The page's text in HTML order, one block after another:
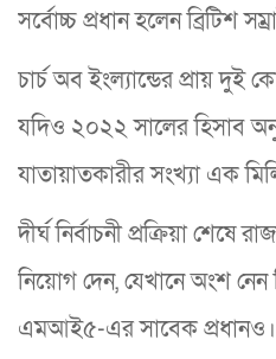
সর্বোচ্চ প্রধান হলেন ব্রিটিশ
চার্চ অব ইংল্যান্ডের প্রায় দুই
যদিও ২০২২ সালের হিসাব
যাতায়াতকারীর সংখ্যা এক
দীর্ঘ নির্বাচনী প্রক্রিয়া শেষে
নিয়োগ দেন, যেখানে অংশ নেন
এমআই৫-এর সাবেক প্রধানও।